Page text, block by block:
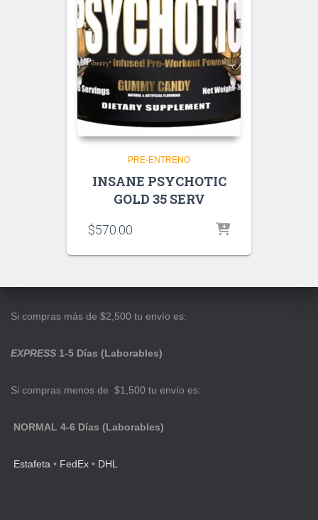
PRE-ENTRENO
INSANE PSYCHOTIC
GOLD 35 SERV
$570.00
Si compras más de $2,500 tu envío es:
EXPRESS 1-5 Días (Laborables)
Si compras menos de $1,500 tu envío es:
NORMAL 4-6 Días (Laborables)
Estafeta • FedEx • DHL